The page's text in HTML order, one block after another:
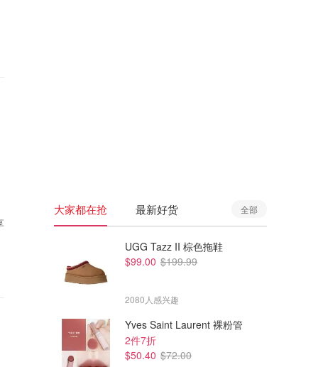
大家都在抢 最新好货 全部
UGG Tazz II 棕色拖鞋
$99.00 $199.99
2080人感兴趣
Yves Saint Laurent 裸粉管
2件7折
$50.40 $72.00